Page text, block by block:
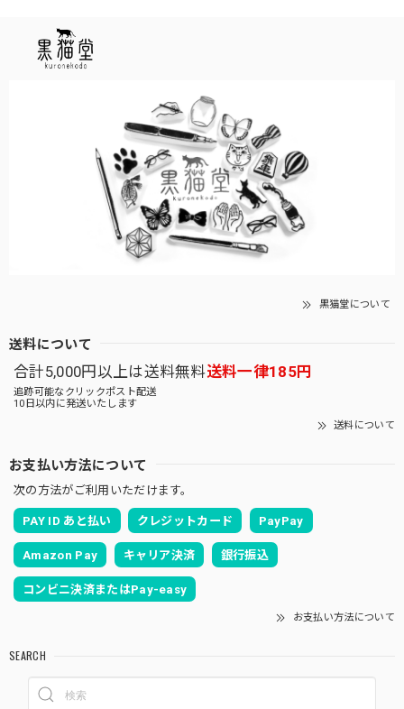
黒猫堂について
送料について
合計5,000円以上は送料無料送料一律185円
追跡可能なクリックポスト配送
10日以内に発送いたします
送料について
お支払い方法について
次の方法がご利用いただけます。
PAY ID あと払い クレジットカード PayPay
Amazon Pay キャリア決済 銀行振込
コンビニ決済またはPay-easy
お支払い方法について
SEARCH